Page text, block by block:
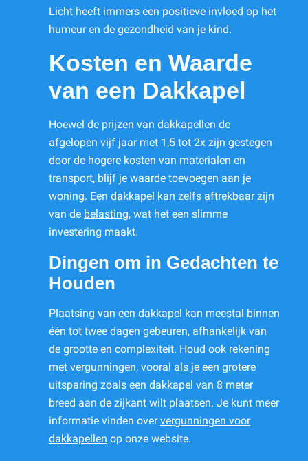
Licht heeft immers een positieve invloed op het
humeur en de gezondheid van je kind.
Kosten en Waarde
van een Dakkapel
Hoewel de prijzen van dakkapellen de
afgelopen vijf jaar met 1,5 tot 2x zijn gestegen
door de hogere kosten van materialen en
transport, blijf je waarde toevoegen aan je
woning. Een dakkapel kan zelfs aftrekbaar zijn
van de belasting, wat het een slimme
investering maakt.
Dingen om in Gedachten te
Houden
Plaatsing van een dakkapel kan meestal binnen
één tot twee dagen gebeuren, afhankelijk van
de grootte en complexiteit. Houd ook rekening
met vergunningen, vooral als je een grotere
uitsparing zoals een dakkapel van 8 meter
breed aan de zijkant wilt plaatsen. Je kunt meer
informatie vinden oververgunningen voor
dakkapellen op onze website.